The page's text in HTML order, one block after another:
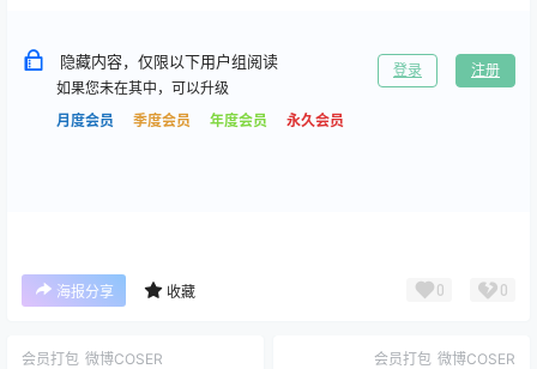
隐藏内容，仅限以下用户组阅读
如果您未在其中，可以升级
月度会员
季度会员 年度会员 永久会员
登录 注册
海报分享 收藏 0 0
会员打包 微博COSER 会员打包 微博COSER